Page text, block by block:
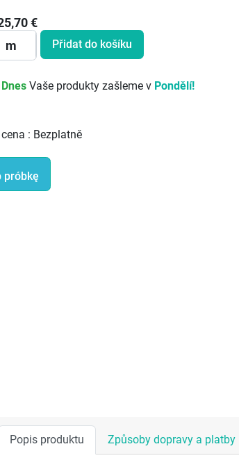
€
m Přidat do košíku
Dnes Vaše produkty zašleme v Pondělí!
: Bezplatně
próbkę
Popis produktu Způsoby dopravy a platby